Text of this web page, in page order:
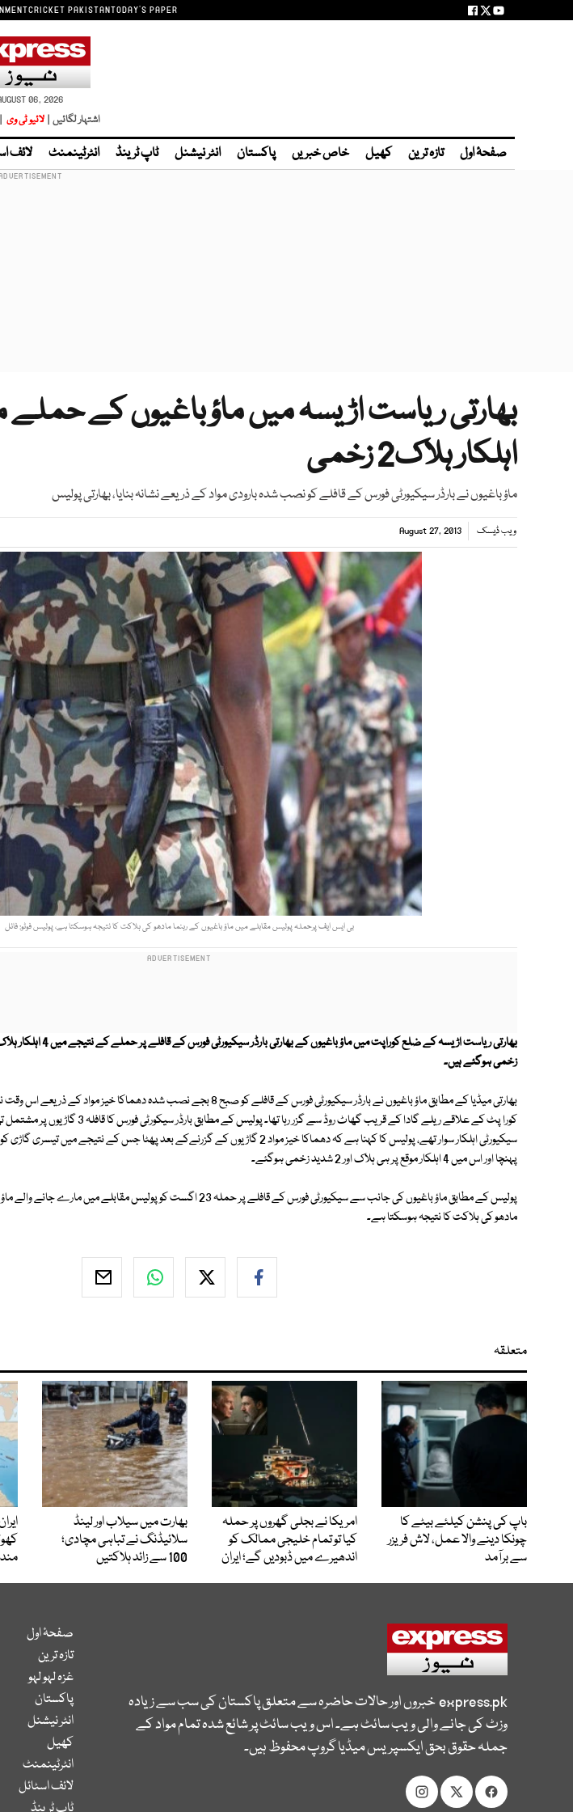
CRICKET PAKISTANTODAY'S PAPER
06, 2026
اشتہار لگائیں | لائیو ٹی وی
صفحۂ اول تازہ ترین کھیل خاص خبریں پاکستان انٹر نیشنل ٹاپ ٹرینڈ انٹرٹینمنٹ لائف
اہلکار ہلاک2 زخمی
ماؤ باغیوں نے بارڈر سیکیورٹی فورس کے قافلے کو نصب شدہ بارودی مواد کے ذریعے نشانہ بنایا، بھارتی پولیس
ویب ڈیسک August 27, 2013
بی ایس ایف پرحملہ پولیس مقابلے میں ماؤ باغیوں کے رہنما مادھو کی ہلاکت کا نتیجہ ہوسکتا ہے، پولیس فوٹو: فائل
زخمی ہوگئے ہیں۔
بھارتی میڈیا کے مطابق ماؤ باغیوں نے بارڈر سیکیورٹی فورس کے قافلے کو صبح 8 بجے نصب شدہ دھماکا خیز
سیکیورٹی اہلکار سوار تھے، پولیس کا کہنا ہے کہ دھماکا خیز مواد 2 گاڑیوں کے گزرنےکے بعد پھٹا جس کے نتیجے میں
پہنچا اور اس میں 4 اہلکار موقع پر ہی ہلاک اور 2 شدید زخمی ہوگئے۔
پولیس کے مطابق ماؤ باغیوں کی جانب سے سیکیورٹی فورس کے قافلے پر حملہ 23 اگست کو پولیس مقابلے میں
مادھو کی ہلاکت کا نتیجہ ہوسکتا ہے۔
متعلقہ
باپ کی پنشن کیلئے بیٹے کا
چونکا دینے والا عمل، لاش فریزر
سے برآمد
امریکا نے بجلی گھروں پر حملہ
کیا تو تمام خلیجی ممالک کو
اندھیرے میں ڈبودیں گے؛ ایران
بھارت میں سیلاب اور لینڈ
سلائیڈنگ نے تباہی مچادی؛
100 سے زائد ہلاکتیں
express.pkخبروں اور حالات حاضرہ سے متعلق پاکستان کی سب سے زیادہ
وزٹ کی جانے والی ویب سائٹ ہے۔ اس ویب سائٹ پر شائع شدہ تمام مواد کے
جملہ حقوق بحق ایکسپریس میڈیا گروپ محفوظ ہیں۔
صفحۂ اول
تازہ ترین
غزہ لہو لہو
پاکستان
انٹر نیشنل
کھیل
انٹرٹینمنٹ
لائف اسٹائل